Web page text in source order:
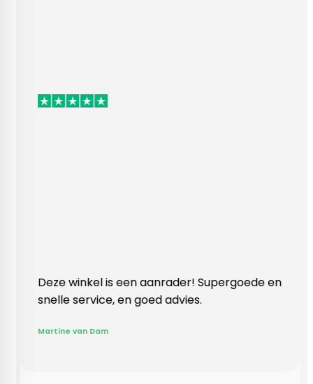
is een aanrader! Supergoede en
en goed advies.
Vlotte